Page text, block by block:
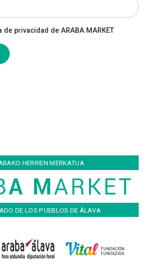
privacidad de ARABA MARKET
HERRIEN MERKATUA
DE LOS PUEBLOS DE ÁLAVA